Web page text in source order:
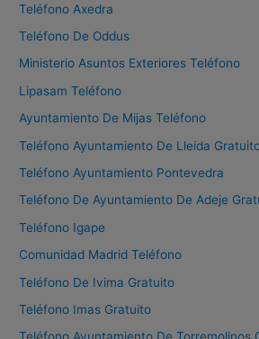
Teléfono Axedra
Teléfono De Oddus
Ministerio Asuntos Exteriores Teléfono
Lipasam Teléfono
Ayuntamiento De Mijas Teléfono
Teléfono Ayuntamiento De Lleida
Teléfono Ayuntamiento Pontevedra
Teléfono De Ayuntamiento De Adeje
Teléfono Igape
Comunidad Madrid Teléfono
Teléfono De Ivima Gratuito
Teléfono Imas Gratuito